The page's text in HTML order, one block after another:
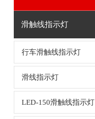
滑触线指示灯
行车滑触线指示灯
滑线指示灯
LED-150滑触线指示灯